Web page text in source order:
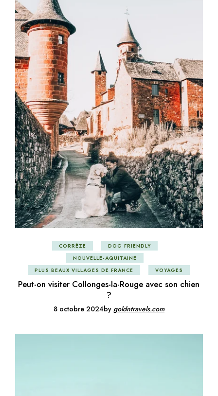
CORRÈZE
DOG FRIENDLY
NOUVELLE-AQUITAINE
PLUS BEAUX VILLAGES DE FRANCE
VOYAGES
Peut-on visiter Collonges-la-Rouge avec son chien
?
8 octobre 2024by goldntravels.com